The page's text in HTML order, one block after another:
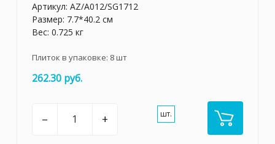
Артикул: AZ/A012/SG1712
Размер: 7.7*40.2 см
Вес: 0.725 кг
Плиток в упаковке: 8шт
262.30 руб.
– + шт.